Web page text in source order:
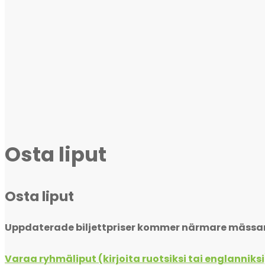
Osta liput
Osta liput
Uppdaterade biljettpriser kommer närmare
Varaa ryhmäliput (kirjoita ruotsiksi tai